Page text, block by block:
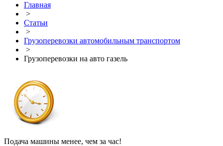
Главная
>
Статьи
>
Грузоперевозки автомобильным транспортом
>
Грузоперевозки на авто газель
Подача машины менее, чем за час!